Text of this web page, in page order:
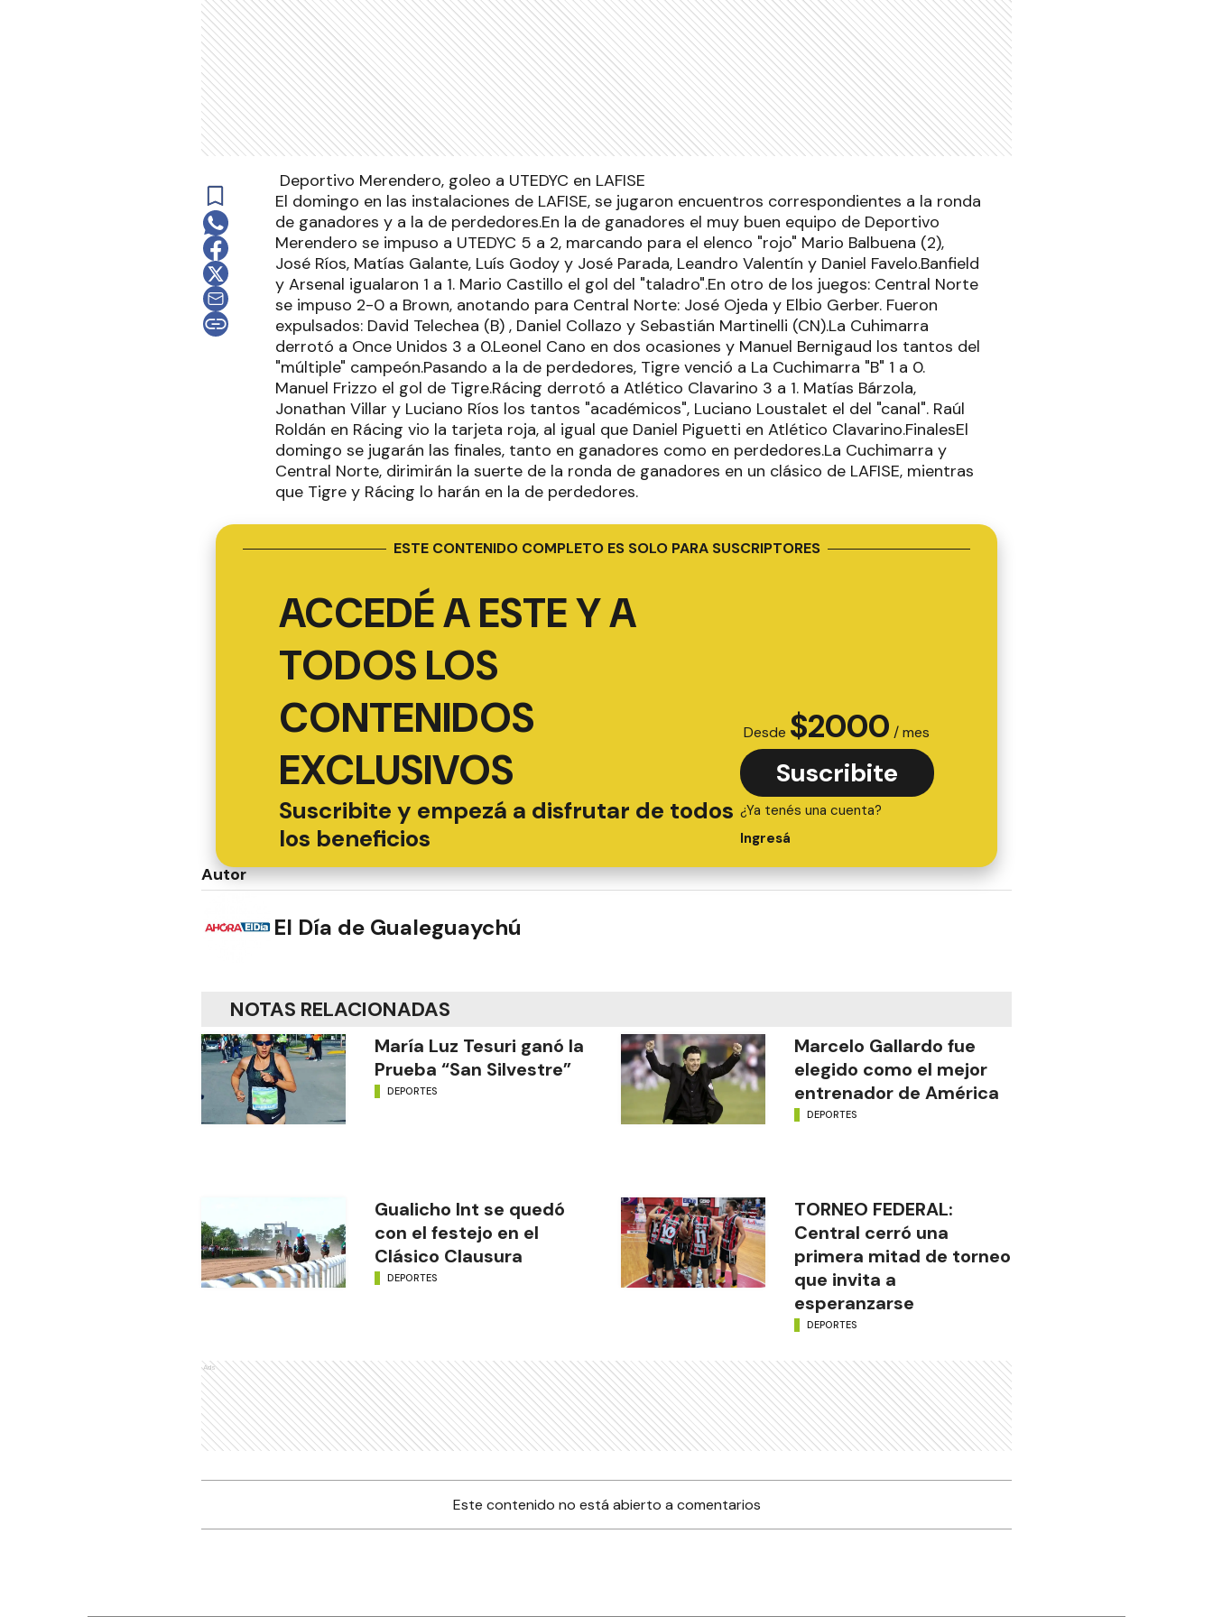
Deportivo Merendero, goleo a UTEDYC en LAFISE
El domingo en las instalaciones de LAFISE, se jugaron encuentros correspondientes a la ronda
de ganadores y a la de perdedores.En la de ganadores el muy buen equipo de Deportivo
Merendero se impuso a UTEDYC 5 a 2, marcando para el elenco "rojo" Mario Balbuena (2),
José Ríos, Matías Galante, Luís Godoy y José Parada, Leandro Valentín y Daniel Favelo.Banfield
y Arsenal igualaron 1 a 1. Mario Castillo el gol del "taladro".En otro de los juegos: Central Norte
se impuso 2-0 a Brown, anotando para Central Norte: José Ojeda y Elbio Gerber. Fueron
expulsados: David Telechea (B) , Daniel Collazo y Sebastián Martinelli (CN).La Cuhimarra
derrotó a Once Unidos 3 a 0.Leonel Cano en dos ocasiones y Manuel Bernigaud los tantos del
"múltiple" campeón.Pasando a la de perdedores, Tigre venció a La Cuchimarra "B" 1 a 0.
Manuel Frizzo el gol de Tigre.Rácing derrotó a Atlético Clavarino 3 a 1. Matías Bárzola,
Jonathan Villar y Luciano Ríos los tantos "académicos", Luciano Loustalet el del "canal". Raúl
Roldán en Rácing vio la tarjeta roja, al igual que Daniel Piguetti en Atlético Clavarino.FinalesEl
domingo se jugarán las finales, tanto en ganadores como en perdedores.La Cuchimarra y
Central Norte, dirimirán la suerte de la ronda de ganadores en un clásico de LAFISE, mientras
que Tigre y Rácing lo harán en la de perdedores.
ESTE CONTENIDO COMPLETO ES SOLO PARA SUSCRIPTORES
ACCEDÉ A ESTE Y A
TODOS LOS
CONTENIDOS
EXCLUSIVOS
Suscribite y empezá a disfrutar de todos
los beneficios
Desde $2000 / mes
Suscribite
¿Ya tenés una cuenta?
Ingresá
Autor
El Día de Gualeguaychú
NOTAS RELACIONADAS
María Luz Tesuri ganó la
Prueba “San Silvestre”
DEPORTES
Marcelo Gallardo fue
elegido como el mejor
entrenador de América
DEPORTES
Gualicho Int se quedó
con el festejo en el
Clásico Clausura
DEPORTES
TORNEO FEDERAL:
Central cerró una
primera mitad de torneo
que invita a
esperanzarse
DEPORTES
Ads
Este contenido no está abierto a comentarios